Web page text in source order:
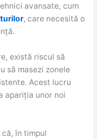
avansate, cum
, care necesită o
există riscul să
să masezi zonele
Acest lucru
apariția unor noi
în timpul